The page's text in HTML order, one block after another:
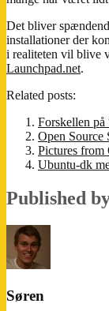
Det bliver
installationer der
i realiteten vil blive
Launchpad.net.
Related posts:
Forskellen på
Open Source
Pictures from
Ubuntu-dk
Published
Søren